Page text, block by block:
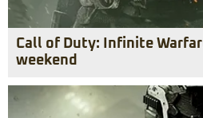
Call of Duty: Infinite
weekend